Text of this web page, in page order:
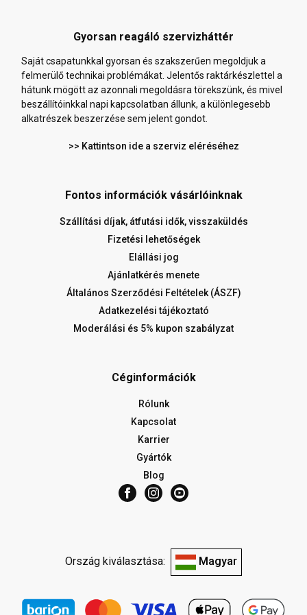
Gyorsan reagáló szervizháttér
Saját csapatunkkal gyorsan és szakszerűen megoldjuk a
felmerülő technikai problémákat. Jelentős raktárkészlettel a
hátunk mögött az azonnali megoldásra törekszünk, és mivel
beszállítóinkkal napi kapcsolatban állunk, a különlegesebb
alkatrészek beszerzése sem jelent gondot.
>> Kattintson ide a szerviz eléréséhez
Fontos információk vásárlóinknak
Szállítási díjak, átfutási idők, visszaküldés
Fizetési lehetőségek
Elállási jog
Ajánlatkérés menete
Általános Szerződési Feltételek (ÁSZF)
Adatkezelési tájékoztató
Moderálási és 5% kupon szabályzat
Céginformációk
Rólunk
Kapcsolat
Karrier
Gyártók
Blog
Ország kiválasztása: Magyar